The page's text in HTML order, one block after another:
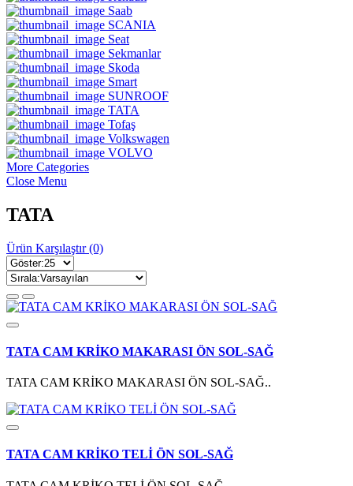
Saab
SCANIA
Seat
Sekmanlar
Skoda
Smart
SUNROOF
TATA
Tofaş
Volkswagen
VOLVO
More Categories
Close Menu
TATA
Ürün Karşılaştır (0)
TATA CAM KRİKO MAKARASI ÖN SOL-SAĞ
TATA CAM KRİKO MAKARASI ÖN SOL-SAĞ..
TATA CAM KRİKO TELİ ÖN SOL-SAĞ